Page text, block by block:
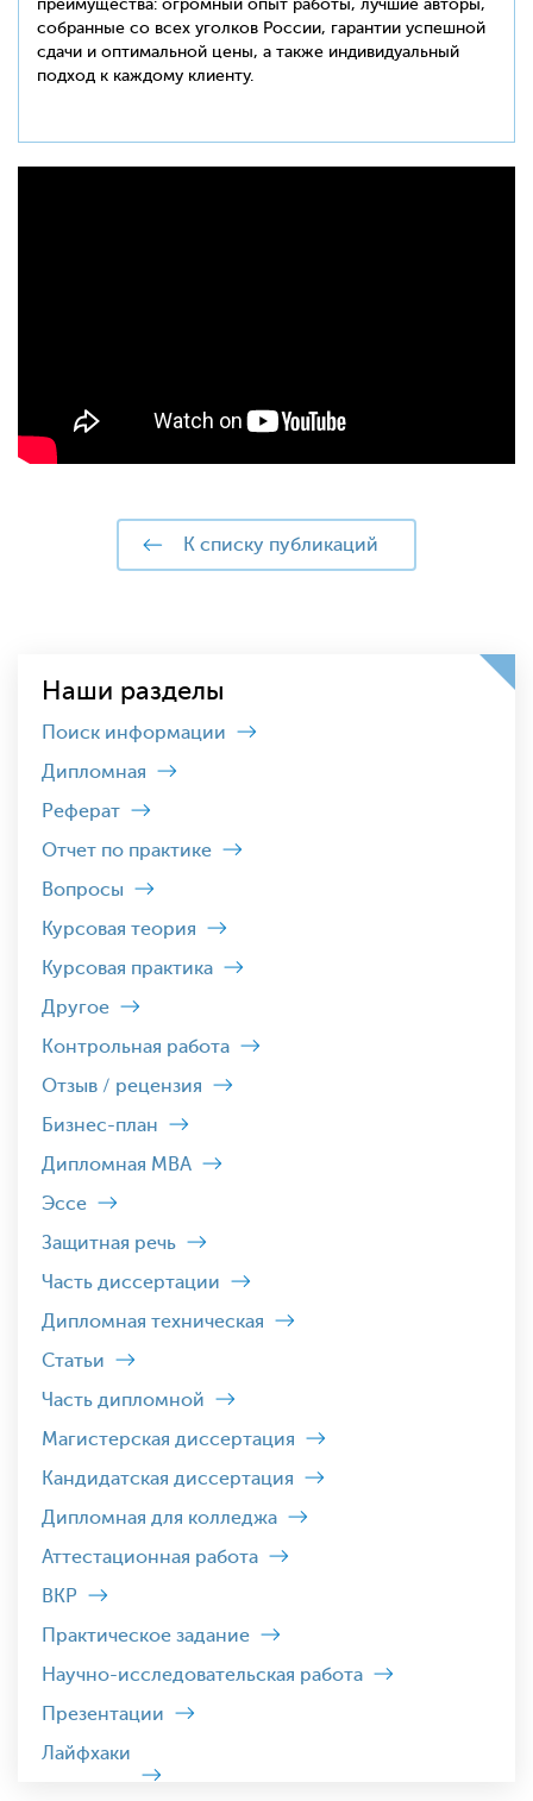
преимущества: огромный опыт работы, лучшие авторы,
собранные со всех уголков России, гарантии успешной
сдачи и оптимальной цены, а также индивидуальный
подход к каждому клиенту.
к списку публикаций
Наши разделы
Поиск информации
Дипломная
Реферат
Отчет по практике
Вопросы
Курсовая теория
Курсовая практика
Другое
Контрольная работа
Отзыв / рецензия
Бизнес-план
Дипломная MBA
Эссе
Защитная речь
Часть диссертации
Дипломная техническая
Статьи
Часть дипломной
Магистерская диссертация
Кандидатская диссертация
Дипломная для колледжа
Аттестационная работа
ВКР
Практическое задание
Научно-исследовательская работа
Презентации
Лайфхаки